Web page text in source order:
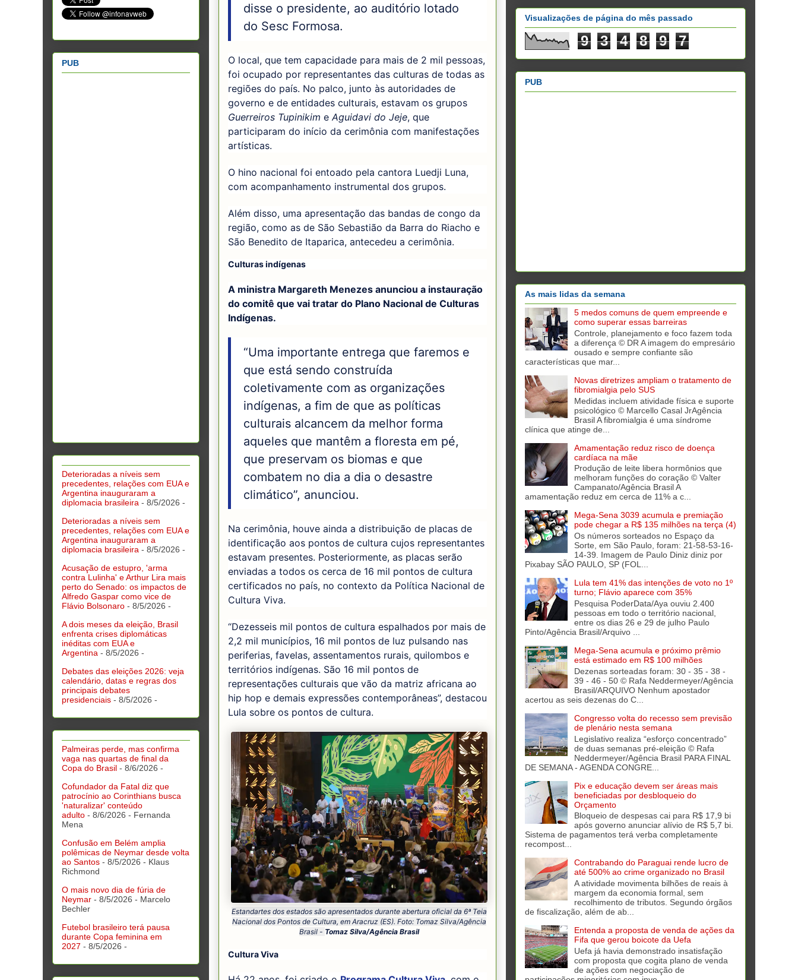
disse o presidente, ao auditório lotado
do Sesc Formosa.
O local, que tem capacidade para mais de 2 mil pessoas,
foi ocupado por representantes das culturas de todas as
regiões do país. No palco, junto às autoridades de
governo e de entidades culturais, estavam os grupos
Guerreiros Tupinikim eAguidavi do Jeje, que
participaram do início da cerimônia com manifestações
artísticas.
O hino nacional foi entoado pela cantora Luedji Luna,
com acompanhamento instrumental dos grupos.
Além disso, uma apresentação das bandas de congo da
região, como as de São Sebastião da Barra do Riacho e
São Benedito de Itaparica, antecedeu a cerimônia.
Culturas indígenas
A ministra Margareth Menezes anunciou a instauração
do comitê que vai tratar do Plano Nacional de Culturas
Indígenas.
“Uma importante entrega que faremos e
que está sendo construída
coletivamente com as organizações
indígenas, a fim de que as políticas
culturais alcancem da melhor forma
aqueles que mantêm a floresta em pé,
que preservam os biomas e que
combatem no dia a dia o desastre
climático”, anunciou.
Na cerimônia, houve ainda a distribuição de placas de
identificação aos pontos de cultura cujos representantes
estavam presentes. Posteriormente, as placas serão
enviadas a todos os cerca de 16 mil pontos de cultura
certificados no país, no contexto da Política Nacional de
Cultura Viva.
“Dezesseis mil pontos de cultura espalhados por mais de
2,2 mil municípios, 16 mil pontos de luz pulsando nas
periferias, favelas, assentamentos rurais, quilombos e
territórios indígenas. São 16 mil pontos de
representações culturais que vão da matriz africana ao
hip hop e demais expressões contemporâneas”, destacou
Lula sobre os pontos de cultura.
Estandartes dos estados são apresentados durante abertura oficial da 6ª Teia
Nacional dos Pontos de Cultura, em Aracruz (ES). Foto: Tomaz Silva/Agência
Brasil - Tomaz Silva/Agência Brasil
Cultura Viva
PUB
Deterioradas a níveis sem
precedentes, relações com EUA e
Argentina inauguraram a
diplomacia brasileira - 8/5/2026 -
Deterioradas a níveis sem
precedentes, relações com EUA e
Argentina inauguraram a
diplomacia brasileira - 8/5/2026 -
Acusação de estupro, 'arma
contra Lulinha' e Arthur Lira mais
perto do Senado: os impactos de
Alfredo Gaspar como vice de
Flávio Bolsonaro - 8/5/2026 -
A dois meses da eleição, Brasil
enfrenta crises diplomáticas
inéditas com EUA e
Argentina - 8/5/2026 -
Debates das eleições 2026: veja
calendário, datas e regras dos
principais debates
presidenciais - 8/5/2026 -
Palmeiras perde, mas confirma
vaga nas quartas de final da
Copa do Brasil - 8/6/2026 -
Cofundador da Fatal diz que
patrocínio ao Corinthians busca
'naturalizar' conteúdo
adulto - 8/6/2026 - Fernanda
Mena
Confusão em Belém amplia
polêmicas de Neymar desde volta
ao Santos - 8/5/2026 - Klaus
Richmond
O mais novo dia de fúria de
Neymar - 8/5/2026 - Marcelo
Bechler
Futebol brasileiro terá pausa
durante Copa feminina em
2027 - 8/5/2026 -
Visualizações de página do mês passado
9 3 4 8 9 7
PUB
As mais lidas da semana
5 medos comuns de quem empreende e
como superar essas barreiras
Controle, planejamento e foco fazem toda
a diferença © DR A imagem do empresário
ousado e sempre confiante são
características que mar...
Novas diretrizes ampliam o tratamento de
fibromialgia pelo SUS
Medidas incluem atividade física e suporte
psicológico © Marcello Casal JrAgência
Brasil A fibromialgia é uma síndrome
clínica que atinge de...
Amamentação reduz risco de doença
cardíaca na mãe
Produção de leite libera hormônios que
melhoram funções do coração © Valter
Campanato/Agência Brasil A
amamentação reduz em cerca de 11% a c...
Mega-Sena 3039 acumula e premiação
pode chegar a R$ 135 milhões na terça (4)
Os números sorteados no Espaço da
Sorte, em São Paulo, foram: 21-58-53-16-
14-39. Imagem de Paulo Diniz diniz por
Pixabay SÃO PAULO, SP (FOL...
Lula tem 41% das intenções de voto no 1º
turno; Flávio aparece com 35%
Pesquisa PoderData/Aya ouviu 2.400
pessoas em todo o território nacional,
entre os dias 26 e 29 de julho Paulo
Pinto/Agência Brasil/Arquivo ...
Mega-Sena acumula e próximo prêmio
está estimado em R$ 100 milhões
Dezenas sorteadas foram: 30 - 35 - 38 -
39 - 46 - 50 © Rafa Neddermeyer/Agência
Brasil/ARQUIVO Nenhum apostador
acertou as seis dezenas do C...
Congresso volta do recesso sem previsão
de plenário nesta semana
Legislativo realiza “esforço concentrado”
de duas semanas pré-eleição © Rafa
Neddermeyer/Agência Brasil PARA FINAL
DE SEMANA - AGENDA CONGRE...
Pix e educação devem ser áreas mais
beneficiadas por desbloqueio do
Orçamento
Bloqueio de despesas cai para R$ 17,9 bi
após governo anunciar alívio de R$ 5,7 bi.
Sistema de pagamentos terá verba completamente
recompost...
Contrabando do Paraguai rende lucro de
até 500% ao crime organizado no Brasil
A atividade movimenta bilhões de reais à
margem da economia formal, sem
recolhimento de tributos. Segundo órgãos
de fiscalização, além de ab...
Entenda a proposta de venda de ações da
Fifa que gerou boicote da Uefa
Uefa já havia demonstrado insatisfação
com proposta que cogita plano de venda
de ações com negociação de